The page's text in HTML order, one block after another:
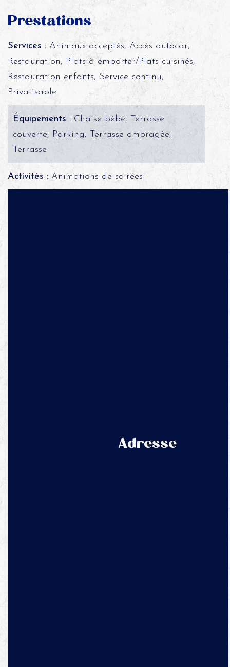
Prestations
Services :Animaux acceptés, Accès autocar,
Restauration, Plats à emporter/Plats cuisinés,
Restauration enfants, Service continu,
Privatisable
Équipements :Chaise bébé, Terrasse
couverte, Parking, Terrasse ombragée,
Terrasse
Activités :Animations de soirées
Adresse